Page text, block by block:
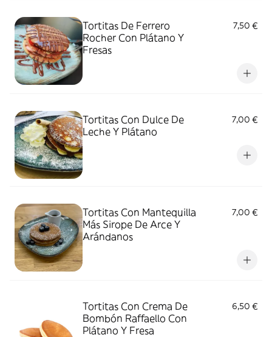
Tortitas De Ferrero
Rocher Con Plátano Y
Fresas
7,50 €
Tortitas Con Dulce De
Leche Y Plátano
7,00 €
Tortitas Con Mantequilla
Más Sirope De Arce Y
Arándanos
7,00 €
Tortitas Con Crema De
Bombón Raffaello Con
Plátano Y Fresa
6,50 €